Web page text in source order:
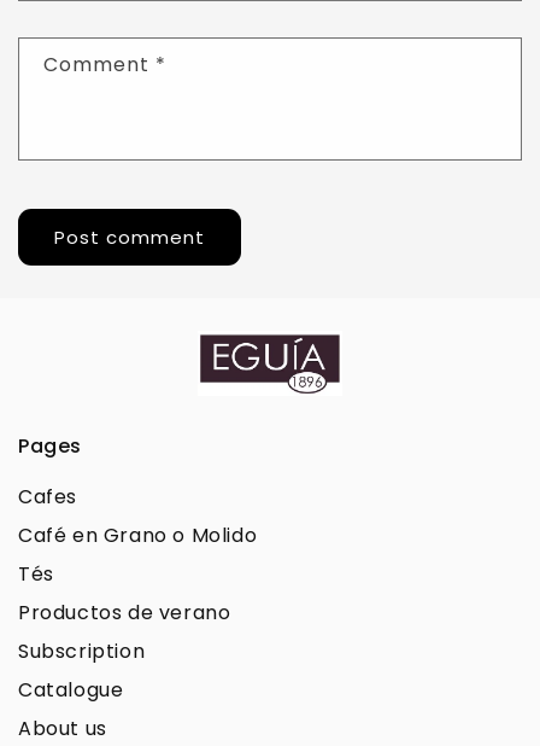
Comment *
Pages
Cafes
Café en Grano o Molido
Tés
Productos de verano
Subscription
Catalogue
About us